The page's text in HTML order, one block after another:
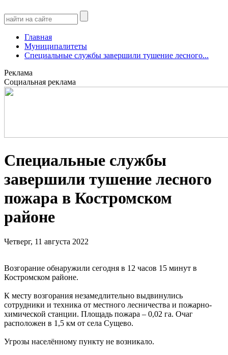
Главная
Муниципалитеты
Специальные службы завершили тушение лесного...
Реклама
Социальная реклама
Специальные службы
завершили тушение лесного
пожара в Костромском
районе
Четверг, 11 августа 2022
Возгорание обнаружили сегодня в 12 часов 15 минут в
Костромском районе.
К месту возгорания незамедлительно выдвинулись
сотрудники и техника от местного лесничества и пожарно-
химической станции. Площадь пожара – 0,02 га. Очаг
расположен в 1,5 км от села Сущево.
Угрозы населённому пункту не возникало.